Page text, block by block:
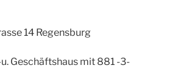
14 Regensburg
Geschäftshaus mit 881 -3-